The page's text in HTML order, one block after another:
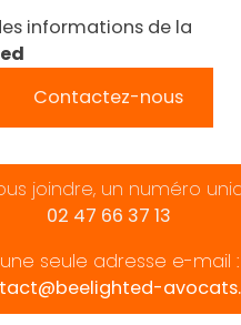
informations de la
Contactez-nous
joindre, un numéro
02 47 66 37 13
seule adresse e-mail :